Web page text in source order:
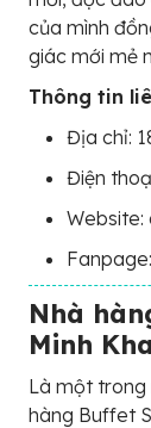
của mình
giác mới mẻ
Thông tin
Địa chỉ:
Điện
Website:
Nhà
Minh
Là một trong
hàng Buffet